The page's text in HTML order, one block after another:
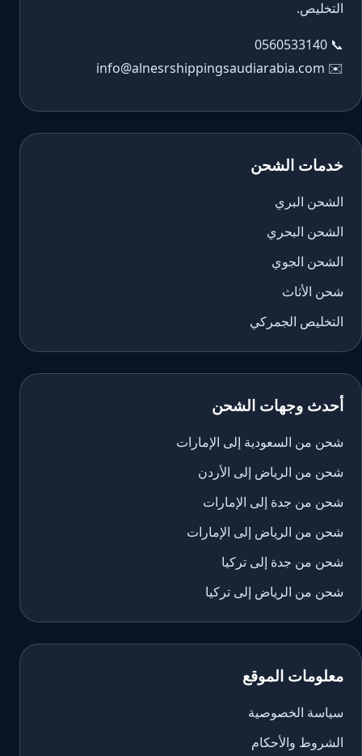
التخليص.
📞
0560533140
✉️
info@alnesrshippingsaudiarabia.com
خدمات الشحن
الشحن البري
الشحن البحري
الشحن الجوي
شحن الأثاث
التخليص الجمركي
أحدث وجهات الشحن
شحن من السعودية إلى الإمارات
شحن من الرياض إلى الأردن
شحن من جدة إلى الإمارات
شحن من الرياض إلى الإمارات
شحن من جدة إلى تركيا
شحن من الرياض إلى تركيا
معلومات الموقع
سياسة الخصوصية
الشروط والأحكام